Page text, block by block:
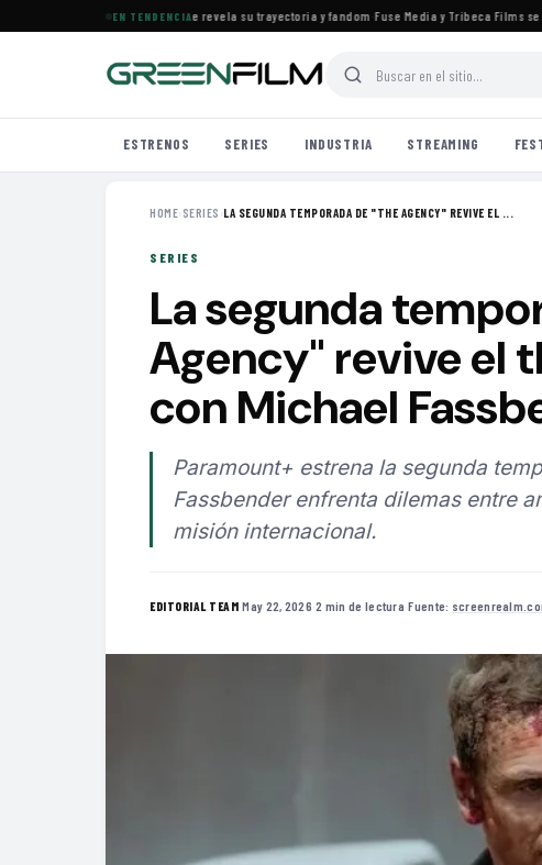
EN TENDENCIA
el documental de KATSEYE que revela su trayectoria y fandom·Fuse Media y Tribeca Films se
ESTRENOS SERIES INDUSTRIA STREAMING
HOME› SERIES ›LA SEGUNDA TEMPORADA DE "THE AGENCY" REVIVE EL ...
SERIES
La segunda
Agency" revive el
con Michael
Paramount+ estrena la segunda
Fassbender enfrenta dilemas entre
misión internacional.
EDITORIAL TEAM·May 22, 2026·2 min de lectura·Fuente: